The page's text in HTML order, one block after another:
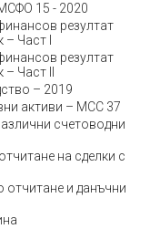
15 - 2020
резултат
Част I
резултат
Част II
– 2019
активи – МСС 37
счетоводни
на сделки с
отчитане и данъчни